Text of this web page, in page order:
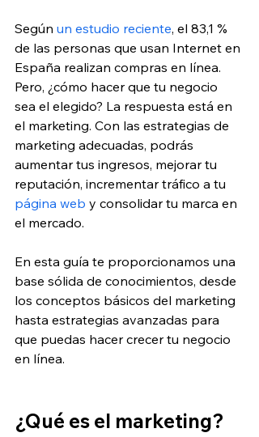
Según un estudio reciente, el 83,1 %
de las personas que usan Internet en
España realizan compras en línea.
Pero, ¿cómo hacer que tu negocio
sea el elegido? La respuesta está en
el marketing. Con las estrategias de
marketing adecuadas, podrás
aumentar tus ingresos, mejorar tu
reputación, incrementar tráfico a tu
página web y consolidar tu marca en
el mercado.
En esta guía te proporcionamos una
base sólida de conocimientos, desde
los conceptos básicos del marketing
hasta estrategias avanzadas para
que puedas hacer crecer tu negocio
en línea.
¿Qué es el marketing?